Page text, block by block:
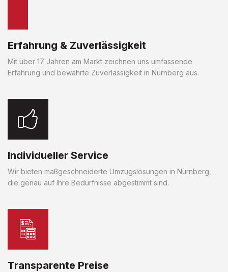
Erfahrung & Zuverlässigkeit
Mit über 17 Jahren am Markt zeichnen uns umfassende
Erfahrung und bewährte Zuverlässigkeit in Nürnberg aus.
Individueller Service
Wir bieten maßgeschneiderte Umzugslösungen in Nürnberg,
die genau auf Ihre Bedürfnisse abgestimmt sind.
Transparente Preise